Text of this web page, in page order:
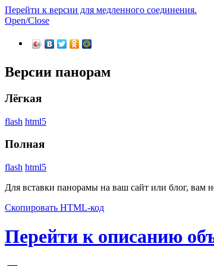
Перейти к версии для медленного соединения.
Open/Close
Версии панорам
Лёгкая
flash html5
Полная
flash html5
Для вставки панорамы на ваш сайт или блог, вам
Скопировать HTML-код
Перейти к описанию